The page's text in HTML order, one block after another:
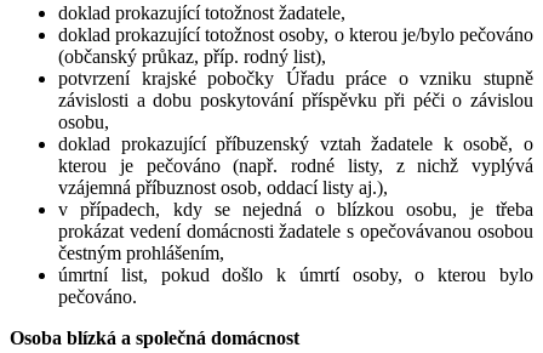
doklad prokazující totožnost žadatele,
doklad prokazující totožnost osoby, o kterou je/bylo pečováno
(občanský průkaz, příp. rodný list),
potvrzení krajské pobočky Úřadu práce o vzniku stupně
závislosti a dobu poskytování příspěvku při péči o závislou
osobu,
doklad prokazující příbuzenský vztah žadatele k osobě, o
kterou je pečováno (např. rodné listy, z nichž vyplývá
vzájemná příbuznost osob, oddací listy aj.),
v případech, kdy se nejedná o blízkou osobu, je třeba
prokázat vedení domácnosti žadatele s opečovávanou osobou
čestným prohlášením,
úmrtní list, pokud došlo k úmrtí osoby, o kterou bylo
pečováno.
Osoba blízká a společná domácnost